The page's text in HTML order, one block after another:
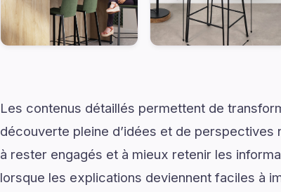
Les contenus détaillés permettent de
découverte pleine d’idées et de
à rester engagés et à mieux retenir les
lorsque les explications deviennent faciles à